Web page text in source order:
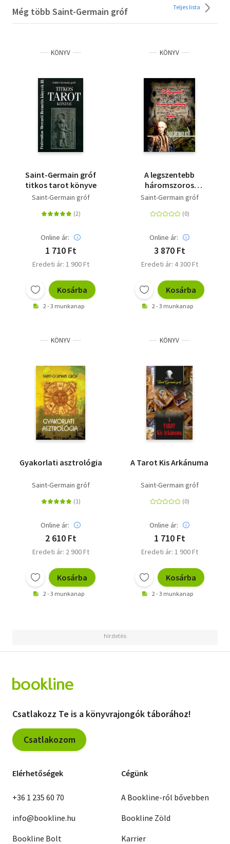
Még több Saint-Germain gróf Teljes lista
KÖNYV
Saint-Germain gróf
titkos tarot könyve
Saint-Germain gróf
Online ár:
1 710 Ft
Eredeti ár: 1 900 Ft
Kosárba
2 - 3 munkanap
KÖNYV
A legszentebb
háromszoros
bölcsesség könyve
Saint-Germain gróf
Online ár:
3 870 Ft
Eredeti ár: 4 300 Ft
Kosárba
2 - 3 munkanap
KÖNYV
Gyakorlati asztrológia
Saint-Germain gróf
Online ár:
2 610 Ft
Eredeti ár: 2 900 Ft
Kosárba
2 - 3 munkanap
KÖNYV
A Tarot Kis Arkánuma
Saint-Germain gróf
Online ár:
1 710 Ft
Eredeti ár: 1 900 Ft
Kosárba
2 - 3 munkanap
Csatlakozz Te is a könyvrajongók táborához!
Csatlakozom
Elérhetőségek
+36 1 235 60 70
info@bookline.hu
Bookline Bolt
Cégünk
A Bookline-ról bővebben
Bookline Zöld
Karrier